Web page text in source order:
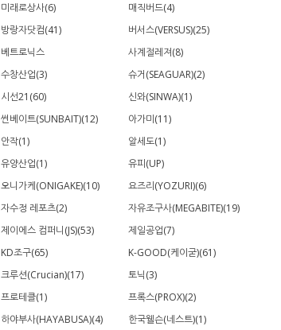
미래로상사(6)
매직버드(4)
방랑자닷컴(41)
버서스(VERSUS)(25)
베트로닉스
사계절레져(8)
수창산업(3)
슈거(SEAGUAR)(2)
시선21(60)
신와(SINWA)(1)
썬베이트(SUNBAIT)(12)
아가미(11)
안작(1)
알세도(1)
유양산업(1)
유피(UP)
오니가케(ONIGAKE)(10)
요즈리(YOZURI)(6)
자수정 레포츠(2)
자유조구사(MEGABITE)(19)
제이에스 컴퍼니(JS)(53)
제일공업(7)
KD조구(65)
K-GOOD(케이굳)(61)
크루션(Crucian)(17)
토닉(3)
프로테클(1)
프록스(PROX)(2)
하야부사(HAYABUSA)(4)
한국웰슨(네스트)(1)